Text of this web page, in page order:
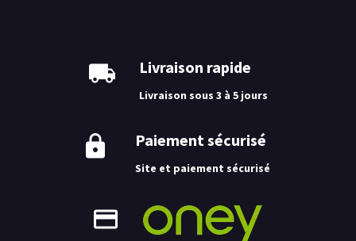
Livraison rapide
Livraison sous 3 à 5 jours
Paiement sécurisé
Site et paiement sécurisé